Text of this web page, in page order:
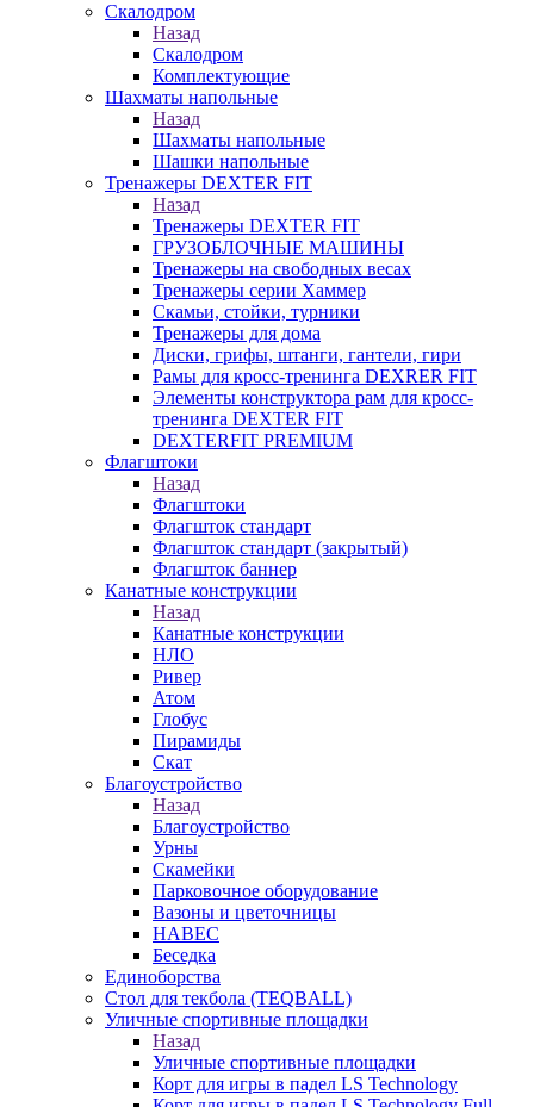
Скалодром
Назад
Скалодром
Комплектующие
Шахматы напольные
Назад
Шахматы напольные
Шашки напольные
Тренажеры DEXTER FIT
Назад
Тренажеры DEXTER FIT
ГРУЗОБЛОЧНЫЕ МАШИНЫ
Тренажеры на свободных весах
Тренажеры серии Хаммер
Скамьи, стойки, турники
Тренажеры для дома
Диски, грифы, штанги, гантели, гири
Рамы для кросс-тренинга DEXRER FIT
Элементы конструктора рам для кросс-
тренинга DEXTER FIT
DEXTERFIT PREMIUM
Флагштоки
Назад
Флагштоки
Флагшток стандарт
Флагшток стандарт (закрытый)
Флагшток баннер
Канатные конструкции
Назад
Канатные конструкции
НЛО
Ривер
Атом
Глобус
Пирамиды
Скат
Благоустройство
Назад
Благоустройство
Урны
Скамейки
Парковочное оборудование
Вазоны и цветочницы
НАВЕС
Беседка
Единоборства
Стол для текбола (TEQBALL)
Уличные спортивные площадки
Назад
Уличные спортивные площадки
Корт для игры в падел LS Technology